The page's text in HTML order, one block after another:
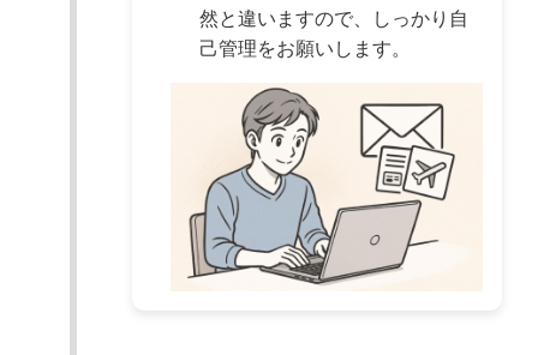
然と違いますので、しっかり自
己管理をお願いします。